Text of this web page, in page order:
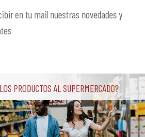
en tu mail nuestras novedades y
productos al supermercado?